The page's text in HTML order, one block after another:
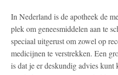
In Nederland is de apotheek de
plek om geneesmiddelen aan te
speciaal uitgerust om zowel op
medicijnen te verstrekken. Een
is dat je er deskundig advies kunt